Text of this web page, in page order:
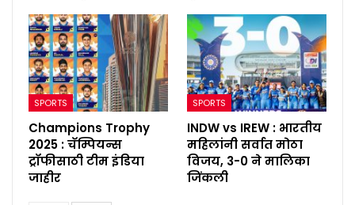
SPORTS
Champions Trophy
2025 : चॅम्पियन्स
ट्रॉफीसाठी टीम इंडिया
जाहीर
SPORTS
INDW vs IREW : भारतीय
महिलांनी सर्वात मोठा
विजय, 3-0 ने मालिका
जिंकली